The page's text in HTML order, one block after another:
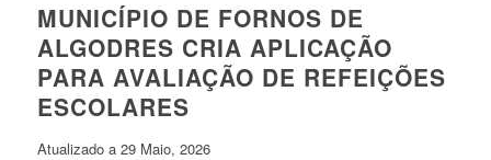
MUNICÍPIO DE FORNOS DE
ALGODRES CRIA APLICAÇÃO
PARA AVALIAÇÃO DE REFEIÇÕES
ESCOLARES
Atualizado a 29 Maio, 2026